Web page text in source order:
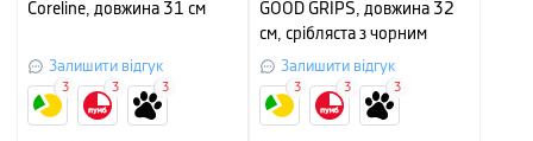
Coreline, довжина 31 см
Залишити відгук
3 3 3
GOOD GRIPS, довжина 32
см, срібляста з чорним
Залишити відгук
3 3 3